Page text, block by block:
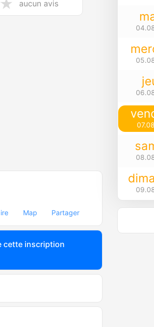
aucun avis
Map Partager
cette inscription